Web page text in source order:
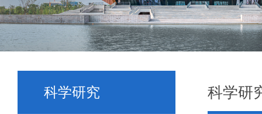
科学研究 科学研